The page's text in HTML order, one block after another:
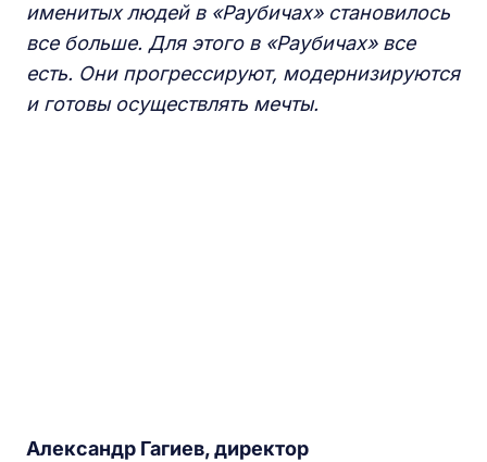
именитых людей в «Раубичах» становилось
все больше. Для этого в «Раубичах» все
есть. Они прогрессируют, модернизируются
и готовы осуществлять мечты.
Александр Гагиев, директор